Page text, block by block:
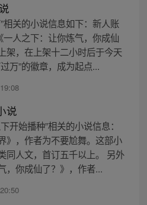
相关的小说信息如下：新人账
一人之下：让你炼气，你成仙
架，在上架十二小时后于今天
万”的徽章，成为起点...
说
开始播种”相关的小说信息：
》，作者为不要尬舞。这部小
同人文，首订五千以上。 另外
，你成仙了？》，作者...